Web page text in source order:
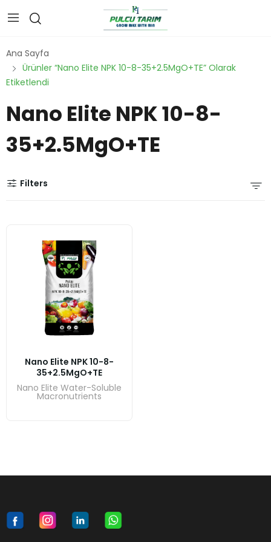
Ana Sayfa
Ürünler “Nano Elite NPK 10-8-35+2.5MgO+TE” Olarak
Etiketlendi
Nano Elite NPK 10-8-
35+2.5MgO+TE
Filters
Nano Elite NPK 10-8-
35+2.5MgO+TE
Nano Elite Water-Soluble
Macronutrients